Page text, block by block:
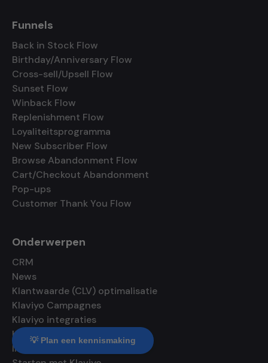
💡 Plan een kennismaking
Funnels
Back in Stock Flow
Birthday/Anniversary Flow
Cross-sell/Upsell Flow
Sunset Flow
Winback Flow
Replenishment Flow
Loyaliteitsprogramma
New Subscriber Flow
Browse Abandonment Flow
Cart/Checkout Abandonment
Pop-ups
Customer Thank You Flow
Onderwerpen
CRM
News
Klantwaarde (CLV) optimalisatie
Klaviyo Campagnes
Klaviyo integraties
Klaviyo flows
Interviews